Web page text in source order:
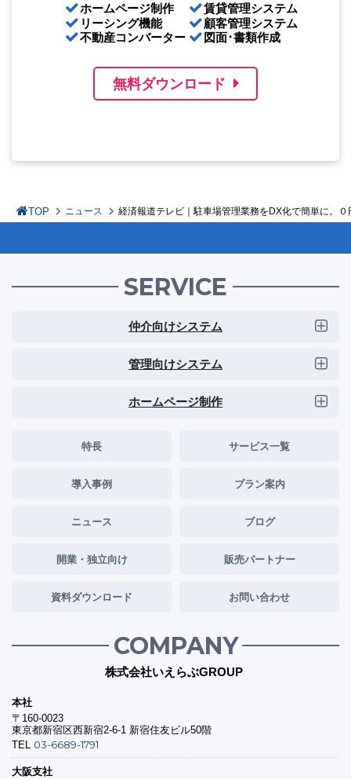
ホームページ制作
リーシング機能
不動産コンバーター
賃貸管理システム
顧客管理システム
図面･書類作成
無料ダウンロード
TOP ニュース 経済報道テレビ｜駐車場管理業務をDX化で簡単に。
SERVICE
仲介向けシステム
管理向けシステム
ホームページ制作
特長 サービス一覧
導入事例 プラン案内
ニュース ブログ
開業・独立向け 販売パートナー
資料ダウンロード お問い合わせ
COMPANY
株式会社いえらぶGROUP
本社
〒160-0023
東京都新宿区西新宿2-6-1 新宿住友ビル50階
TEL 03-6689-1791
大阪支社